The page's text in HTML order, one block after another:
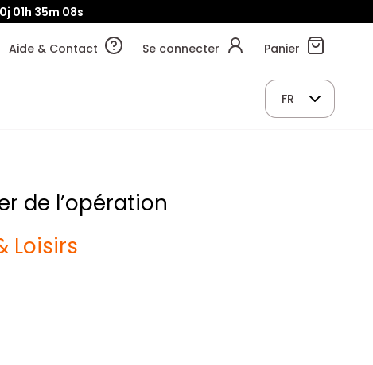
01h 35m 08s
Aide & Contact Se connecter Panier
FR
de l’opération
Loisirs